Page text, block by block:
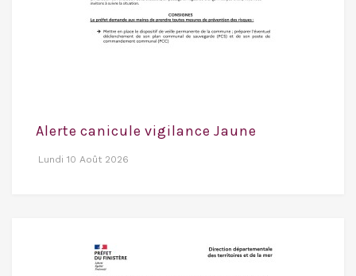
Alerte canicule vigilance Jaune
Lundi 10 Août 2026